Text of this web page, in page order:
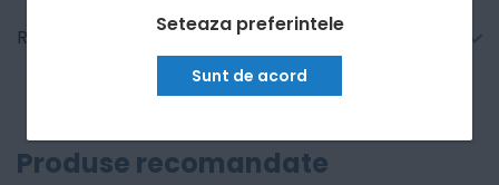
Seteaza preferintele
Sunt de acord
Recenzii
Produse recomandate